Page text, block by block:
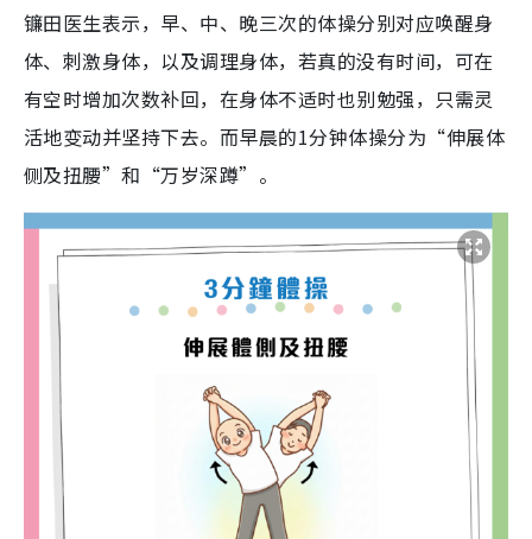
镰田医生表示，早、中、晚三次的体操分别对应唤醒身
体、刺激身体，以及调理身体，若真的没有时间，可在
有空时增加次数补回，在身体不适时也别勉强，只需灵
活地变动并坚持下去。而早晨的1分钟体操分为“伸展体
侧及扭腰”和“万岁深蹲”。